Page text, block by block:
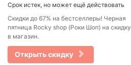
Срок истек, но может ещё действовать
Скидки до 67% на бестселлеры! Черная
пятница Rocky shop (Роки Шоп) на скидку
в магазин.
Открыть скидку